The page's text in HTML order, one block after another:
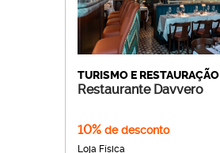
TURISMO E RESTAURAÇÃO
Restaurante Davvero
10% de desconto
Loja Física